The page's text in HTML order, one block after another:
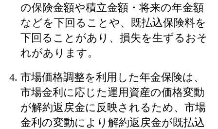
の保険金額や積立金額・将来の年金額
などを下回ることや、既払込保険料を
下回ることがあり、損失を生ずるおそ
れがあります。
市場価格調整を利用した年金保険は、
市場金利に応じた運用資産の価格変動
が解約返戻金に反映されるため、市場
金利の変動により解約返戻金が既払込